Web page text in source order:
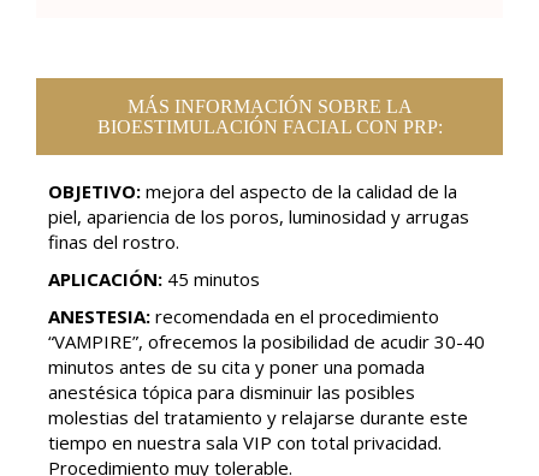
MÁS INFORMACIÓN SOBRE LA
BIOESTIMULACIÓN FACIAL CON PRP:
OBJETIVO: mejora del aspecto de la calidad de la
piel, apariencia de los poros, luminosidad y arrugas
finas del rostro.
APLICACIÓN: 45 minutos
ANESTESIA: recomendada en el procedimiento
“VAMPIRE”, ofrecemos la posibilidad de acudir 30-40
minutos antes de su cita y poner una pomada
anestésica tópica para disminuir las posibles
molestias del tratamiento y relajarse durante este
tiempo en nuestra sala VIP con total privacidad.
Procedimiento muy tolerable.